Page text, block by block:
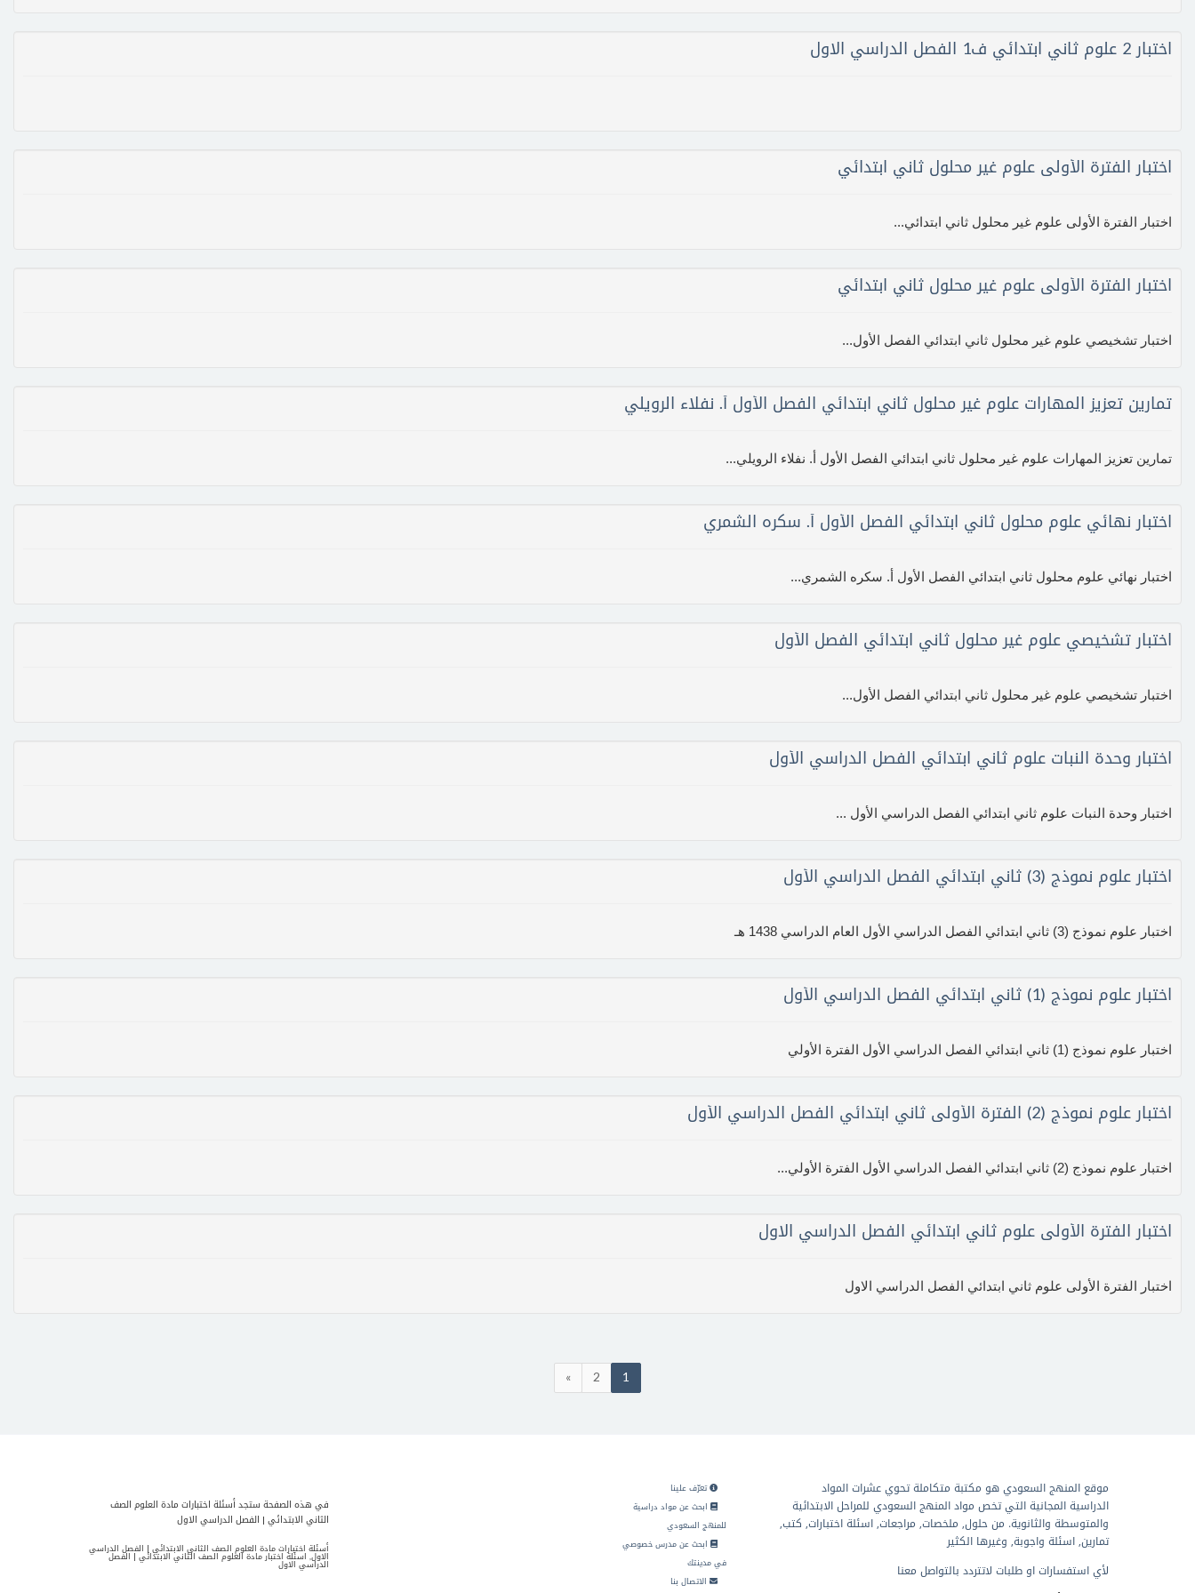
اختبار 2 علوم ثاني ابتدائي ف1 الفصل الدراسي الاول
اختبار الفترة الأولى علوم غير محلول ثاني ابتدائي
اختبار الفترة الأولى علوم غير محلول ثاني ابتدائي...
اختبار الفترة الأولى علوم غير محلول ثاني ابتدائي
اختبار تشخيصي علوم غير محلول ثاني ابتدائي الفصل الأول...
تمارين تعزيز المهارات علوم غير محلول ثاني ابتدائي الفصل الأول أ. نفلاء الرويلي
تمارين تعزيز المهارات علوم غير محلول ثاني ابتدائي الفصل الأول أ. نفلاء الرويلي...
اختبار نهائي علوم محلول ثاني ابتدائي الفصل الأول أ. سكره الشمري
اختبار نهائي علوم محلول ثاني ابتدائي الفصل الأول أ. سكره الشمري...
اختبار تشخيصي علوم غير محلول ثاني ابتدائي الفصل الأول
اختبار تشخيصي علوم غير محلول ثاني ابتدائي الفصل الأول...
اختبار وحدة النبات علوم ثاني ابتدائي الفصل الدراسي الأول
اختبار وحدة النبات علوم ثاني ابتدائي الفصل الدراسي الأول ...
اختبار علوم نموذج (3) ثاني ابتدائي الفصل الدراسي الأول
اختبار علوم نموذج (3) ثاني ابتدائي الفصل الدراسي الأول العام الدراسي 1438 هـ
اختبار علوم نموذج (1) ثاني ابتدائي الفصل الدراسي الأول
اختبار علوم نموذج (1) ثاني ابتدائي الفصل الدراسي الأول الفترة الأولي
اختبار علوم نموذج (2) الفترة الأولى ثاني ابتدائي الفصل الدراسي الأول
اختبار علوم نموذج (2) ثاني ابتدائي الفصل الدراسي الأول الفترة الأولي...
اختبار الفترة الأولى علوم ثاني ابتدائي الفصل الدراسي الاول
اختبار الفترة الأولى علوم ثاني ابتدائي الفصل الدراسي الاول
1
2
»
موقع المنهج السعودي هو مكتبة متكاملة تحوي عشرات المواد
الدراسية المجانية التي تخص مواد المنهج السعودي للمراحل الابتدائية
والمتوسطة والثانوية. من حلول, ملخصات, مراجعات, اسئلة اختبارات, كتب,
تمارين, اسئلة واجوبة, وغيرها الكثير
لأي استفسارات او طلبات لاتتردد بالتواصل معنا
تعرّف علينا
ابحث عن مواد دراسية
للمنهج السعودي
ابحث عن مدرس خصوصي
في مدينتك
الاتصال بنا
في هذه الصفحة ستجد أسئلة اختبارات مادة العلوم الصف
الثاني الابتدائي | الفصل الدراسي الاول
أسئلة اختبارات مادة العلوم الصف الثاني الابتدائي | الفصل الدراسي
الاول, اسئلة اختبار مادة العلوم الصف الثاني الابتدائي | الفصل
الدراسي الاول